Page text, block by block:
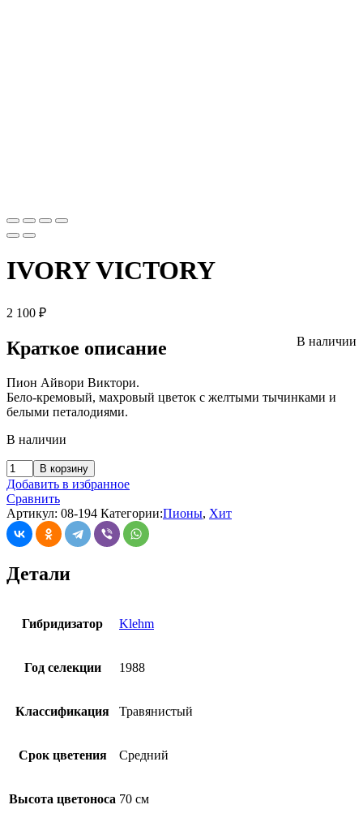
IVORY VICTORY
2 100 ₽
В наличии
Краткое описание
Пион Айвори Виктори.
Бело-кремовый, махровый цветок с желтыми тычинками и
белыми петалодиями.
В наличии
В корзину
Добавить в избранное
Сравнить
Артикул: 08-194 Категории:Пионы, Хит
Детали
Гибридизатор Klehm
Год селекции 1988
Классификация Травянистый
Срок цветения Средний
Высота цветоноса 70 см